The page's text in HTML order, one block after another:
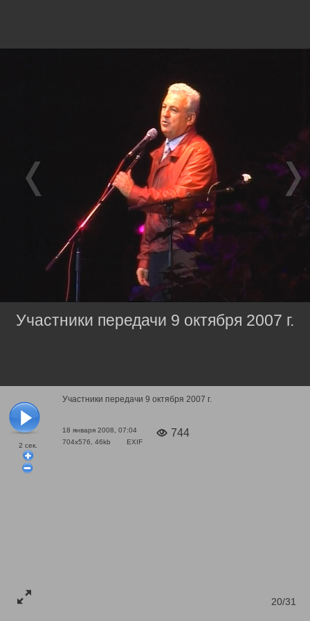
2 сек.
Участники передачи 9 октября 2007 г.
18 января 2008, 07:04
704x576, 46kb
EXIF
744
20/31
Участники передачи 9 октября 2007 г.